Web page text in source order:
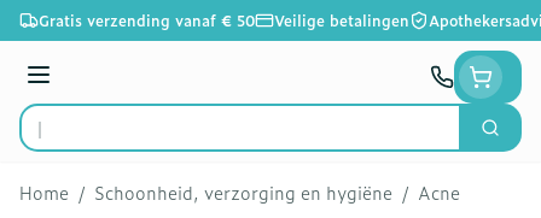
Ga naar de inhoud
Gratis verzending vanaf € 50 Veilige betalingen
Menu
Product, merk, categorie...
Zoek
Home / Schoonheid, verzorging en hygiëne / Acne